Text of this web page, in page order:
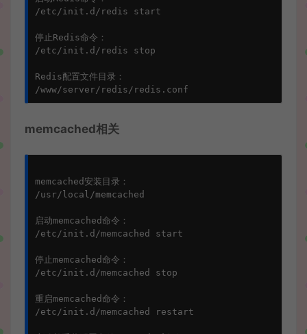
/etc/init.d/redis start
停止Redis命令：
/etc/init.d/redis stop
Redis配置文件目录：
memcached相关
memcached安装目录：
/usr/local/memcached
启动memcached命令：
/etc/init.d/memcached start
停止memcached命令：
/etc/init.d/memcached stop
重启memcached命令：
/etc/init.d/memcached restart